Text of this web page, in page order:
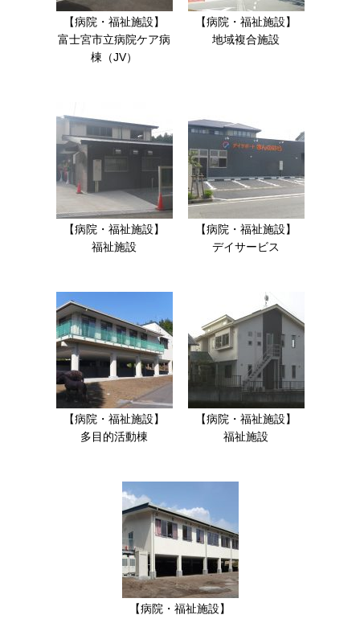
【病院・福祉施設】
富士宮市立病院ケア病
棟（JV）
【病院・福祉施設】
地域複合施設
【病院・福祉施設】
福祉施設
【病院・福祉施設】
デイサービス
【病院・福祉施設】
多目的活動棟
【病院・福祉施設】
福祉施設
【病院・福祉施設】